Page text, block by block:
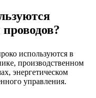
используются в
производственном
энергетическом
управления.